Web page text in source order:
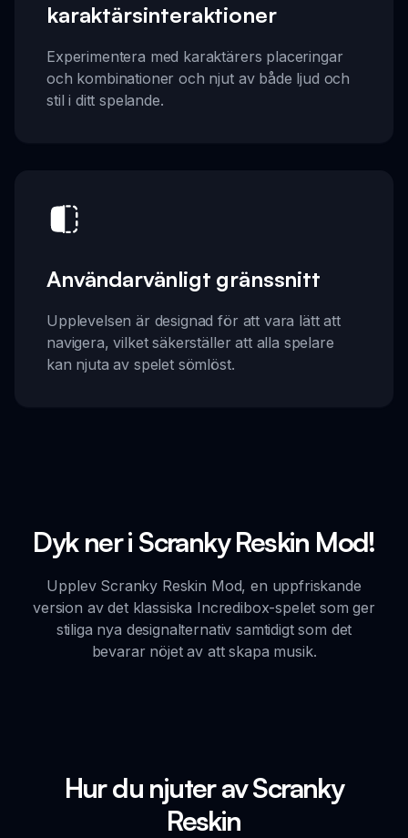
karaktärsinteraktioner
Experimentera med karaktärers placeringar
och kombinationer och njut av både ljud och
stil i ditt spelande.
Användarvänligt gränssnitt
Upplevelsen är designad för att vara lätt att
navigera, vilket säkerställer att alla spelare
kan njuta av spelet sömlöst.
Dyk ner i Scranky Reskin Mod!
Upplev Scranky Reskin Mod, en uppfriskande
version av det klassiska Incredibox-spelet som ger
stiliga nya designalternativ samtidigt som det
bevarar nöjet av att skapa musik.
Hur du njuter av Scranky
Reskin